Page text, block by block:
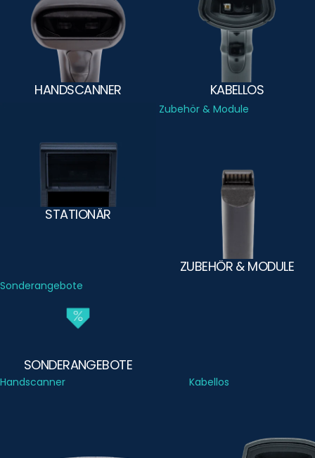
HANDSCANNER KABELLOS
STATIONÄR
Zubehör & Module
ZUBEHÖR & MODULE
Sonderangebote
SONDERANGEBOTE
Handscanner Kabellos